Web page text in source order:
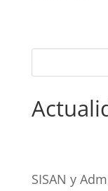
SISAN y